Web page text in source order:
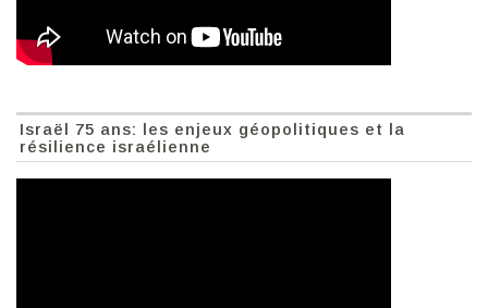
Israël 75 ans: les enjeux géopolitiques et la
résilience israélienne